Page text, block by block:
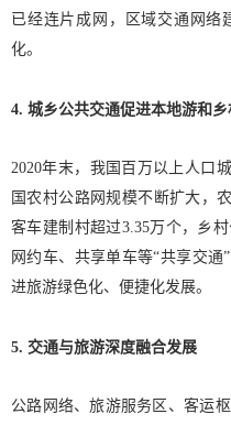
已经连片成网，区域交通网络
化。
4. 城乡公共交通促进本地游和
2020年末，我国百万以上人口
国农村公路网规模不断扩大，
客车建制村超过3.35万个，乡
网约车、共享单车等“共享交通
进旅游绿色化、便捷化发展。
5. 交通与旅游深度融合发展
公路网络、旅游服务区、客运